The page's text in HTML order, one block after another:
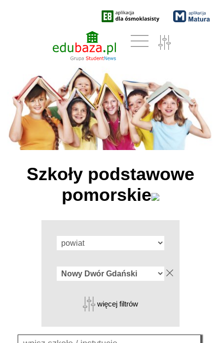
Szkoły podstawowe
pomorskie
więcej filtrów